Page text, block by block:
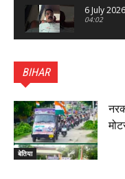
6 July 2026
04:02
का भव्य पथ
00:22
बेतिया :
तस्कर
00:39
BIHAR
बेतिया